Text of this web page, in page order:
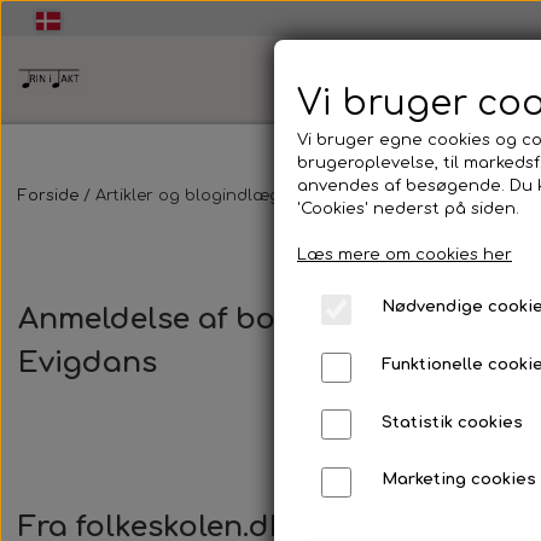
🏠Hjem
Energisk og inspirerende Workshop i dans og
💃Dans og udtryk🕺
Dans og udtryk
At skabe dans og udtryk
🏫Dans og udtryk i folkeskolen💃
Dans og udtryk i folkeskolen
Forside Artikler og blogindlæg Anmeldelse af bogen
Anmeldelse af bogen Mariehønen
Evigdans
Fra folkeskolen.dk
Vi bruger
Vi bruger egne cookies og
brugeroplevelse, til
anvendes af besøgende.
'Cookies' nederst på siden.
Læs mere om cookies her
Nødvendige
Funktionelle
Statistik cookies
Marketing cookies